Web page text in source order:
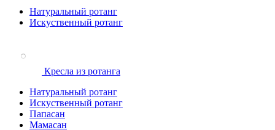
Натуральный ротанг
Искуственный ротанг
Кресла из ротанга
Натуральный ротанг
Искуственный ротанг
Папасан
Мамасан